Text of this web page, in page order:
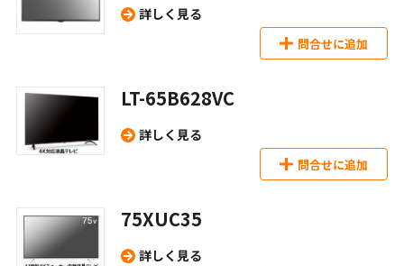
詳しく見る
問合せに追加
LT-65B628VC
詳しく見る
問合せに追加
75XUC35
詳しく見る